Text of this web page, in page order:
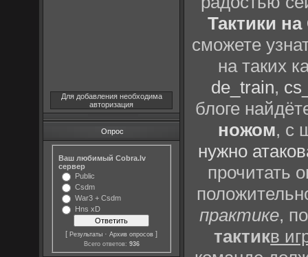
Для добавления необходима
авторизация
Опрос
Ваш любимый Cobra.lv
сервер
Public
Csdm
War3 + Csdm
Hns xD
[Результаты ·Архив опросов ]
Всего ответов: 936
Тактики
сможете
на таких
de_train,
блоге
ножом, с
нужно
прочитать
практике,
тактикв